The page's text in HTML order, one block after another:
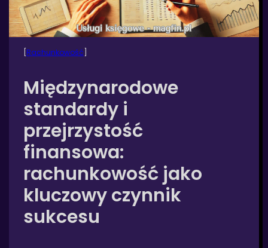
Rachunkowość
Międzynarodowe
standardy i
przejrzystość
finansowa:
rachunkowość jako
kluczowy czynnik
sukcesu